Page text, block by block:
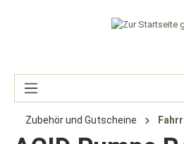
Zubehör und Gutscheine